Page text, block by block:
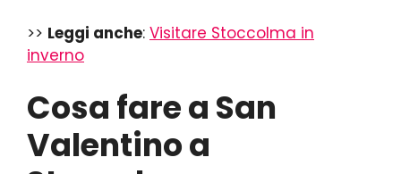
>> Leggi anche: Visitare Stoccolma in
inverno
Cosa fare a San
Valentino a